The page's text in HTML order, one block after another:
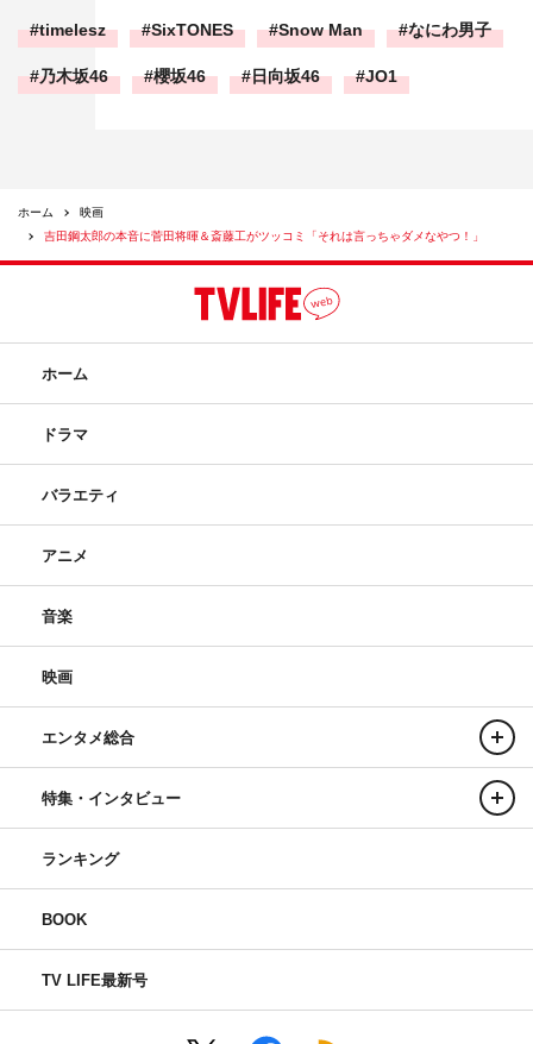
timelesz SixTONES Snow Man なにわ男子
乃木坂46 櫻坂46 日向坂46 JO1
ホーム
映画
吉田鋼太郎の本音に菅田将暉＆斎藤工がツッコミ「それは言っちゃダメなやつ！」
ホーム
ドラマ
バラエティ
アニメ
音楽
映画
エンタメ総合
特集・インタビュー
ランキング
BOOK
TV LIFE最新号